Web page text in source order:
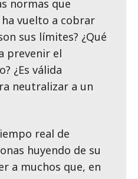
normas que
vuelto a cobrar
sus límites? ¿Qué
prevenir el
¿Es válida
neutralizar a un
real de
huyendo de su
a muchos que, en